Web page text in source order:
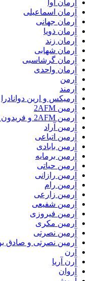
آرمان آوا
آرمان اسماعیلی
آرمان جهانی
آرمان ذویا
آرمان زند
آرمان شهابی
آرمان گرشاسبی
آرمان واحدی
آرمن
آرمند
آرمیکس و ارین دوانادرا
آرمین 2AFM
آرمین 2AFM و فریدون آسرایی
آرمین آراد
آرمین اتباعی
آرمین بابادی
آرمین برمایه
آرمین حیاتی
آرمین رازانی
آرمین رام
آرمین زارعی
آرمین شفیعی
آرمین فیروزی
آرمین مکری
آرمین نصرتی
آرمین نصرتی و صادق
آرن
آرن آریا
آروان